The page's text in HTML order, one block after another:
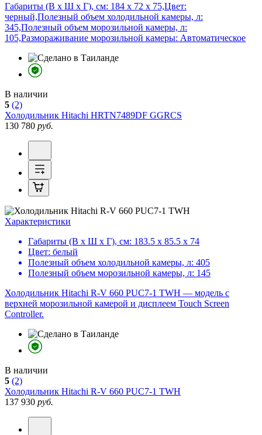
Габариты (В х Ш х Г), см: 184 х 72 х 75,Цвет:
черный,Полезный объем холодильной камеры, л:
345,Полезный объем морозильной камеры, л:
105,Размораживание морозильной камеры: Автоматическое
В наличии
5 (2)
Холодильник Hitachi HRTN7489DF GGRCS
130 780 руб.
Характеристики
Габариты (В х Ш х Г), см: 183.5 х 85.5 х 74
Цвет: белый
Полезный объем холодильной камеры, л: 405
Полезный объем морозильной камеры, л: 145
Холодильник Hitachi R-V 660 PUC7-1 TWH — модель с
верхней морозильной камерой и дисплеем Touch Screen
Controller.
В наличии
5 (2)
Холодильник Hitachi R-V 660 PUC7-1 TWH
137 930 руб.